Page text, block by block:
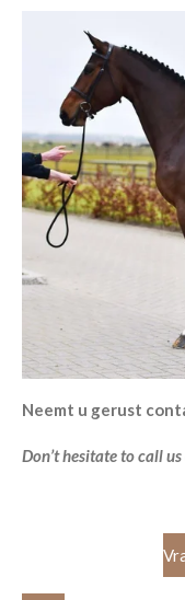
Neemt u gerust
Don’t hesitate to call